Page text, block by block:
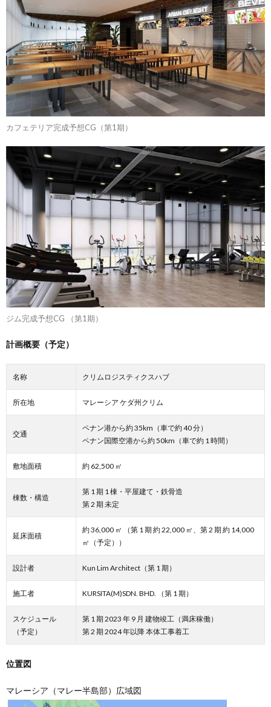
カフェテリア完成予想CG（第1期）
ジム完成予想CG （第1期）
計画概要（予定）
名称 クリムロジスティクスハブ
所在地 マレーシア ケダ州クリム
交通
ペナン港から約 35km（車で約 40 分）
ペナン国際空港から約 50km（車で約 1 時間）
敷地面積 約 62,500 ㎡
棟数・構造
第 1 期 1 棟・平屋建て・鉄骨造
第 2 期 未定
延床面積
約 36,000 ㎡ （第 1 期 約 22,000 ㎡、第 2 期 約 14,000
㎡（予定））
設計者 Kun Lim Architect（第 1 期）
施工者 KURSITA(M)SDN. BHD. （第 1 期）
スケジュール
（予定）
第 1 期 2023 年 9 月 建物竣工（満床稼働）
第 2 期 2024 年以降 本体工事着工
位置図
マレーシア（マレー半島部）広域図